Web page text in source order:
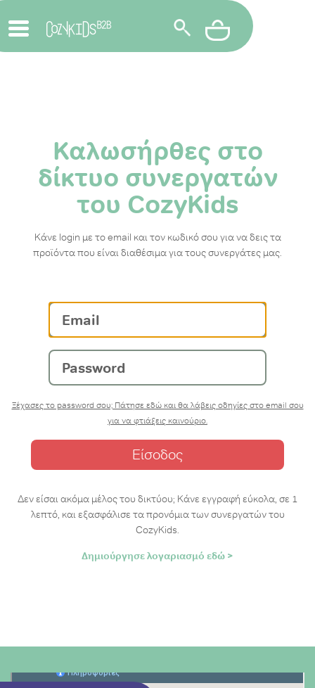
Καλωσήρθες στο
δίκτυο συνεργατών
του CozyKids
Κάνε login με το email και τον κωδικό σου για να δεις τα
προϊόντα που είναι διαθέσιμα για τους συνεργάτες μας.
Ξέχασες το password σου; Πάτησε εδώ και θα λάβεις οδηγίες στο email σου
για να φτιάξεις καινούριο.
Δεν είσαι ακόμα μέλος του δικτύου; Κάνε εγγραφή εύκολα, σε 1
λεπτό, και εξασφάλισε τα προνόμια των συνεργατών του
CozyKids.
Δημιούργησε λογαριασμό εδώ >